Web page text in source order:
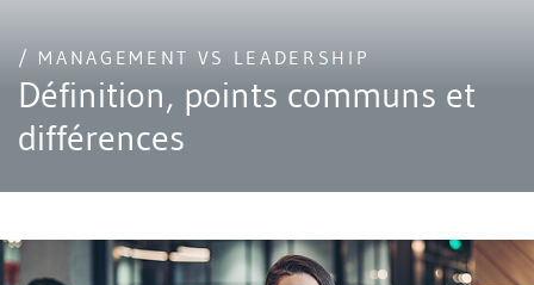
/ MANAGEMENT VS LEADERSHIP
Définition, points communs et
différences